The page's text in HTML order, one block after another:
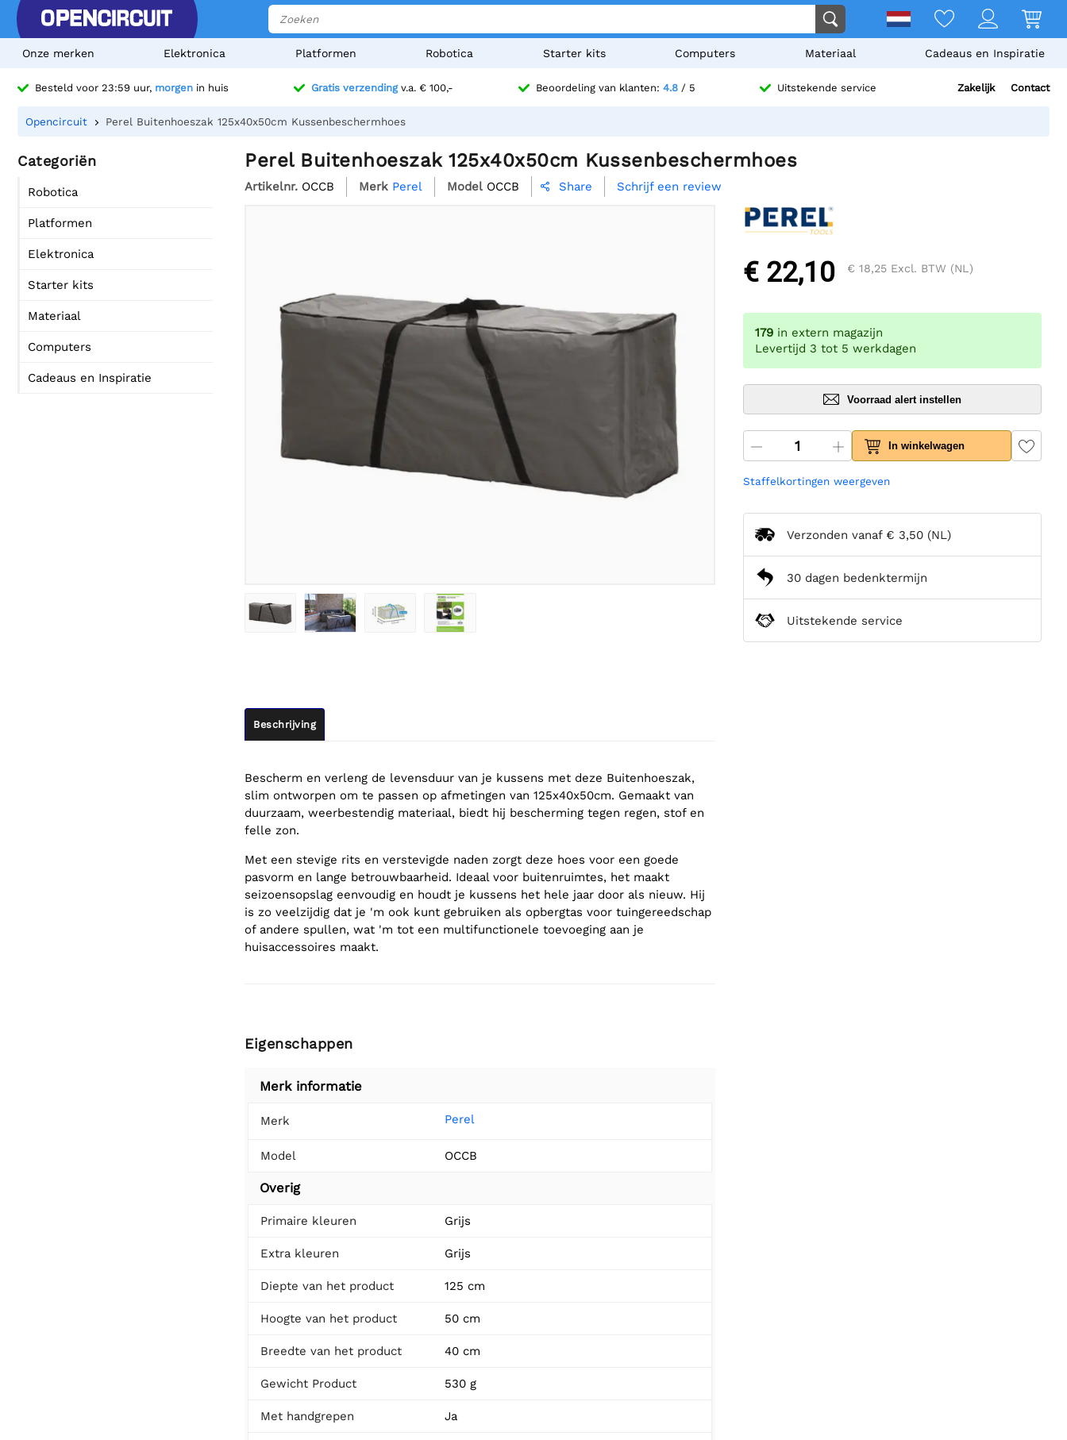
Onze merken Elektronica Platformen Robotica Starter kits Computers Materiaal Cadeaus en Inspiratie
Besteld voor 23:59 uur, morgen in huis Gratis verzendingv.a. € 100,- Beoordeling van klanten: 4.8/ 5 Uitstekende service Zakelijk Contact
Opencircuit Perel Buitenhoeszak 125x40x50cm Kussenbeschermhoes
Categoriën
Robotica
Platformen
Elektronica
Starter kits
Materiaal
Computers
Cadeaus en Inspiratie
Perel Buitenhoeszak 125x40x50cm Kussenbeschermhoes
Artikelnr. OCCB Merk Perel Model OCCB  Share Schrijf een review
Beschrijving
Bescherm en verleng de levensduur van je kussens met deze Buitenhoeszak,
slim ontworpen om te passen op afmetingen van 125x40x50cm. Gemaakt van
duurzaam, weerbestendig materiaal, biedt hij bescherming tegen regen, stof en
felle zon.
Met een stevige rits en verstevigde naden zorgt deze hoes voor een goede
pasvorm en lange betrouwbaarheid. Ideaal voor buitenruimtes, het maakt
seizoensopslag eenvoudig en houdt je kussens het hele jaar door als nieuw. Hij
is zo veelzijdig dat je 'm ook kunt gebruiken als opbergtas voor tuingereedschap
of andere spullen, wat 'm tot een multifunctionele toevoeging aan je
huisaccessoires maakt.
Eigenschappen
Merk informatie
Merk Perel
Model OCCB
Overig
Primaire kleuren Grijs
Extra kleuren Grijs
Diepte van het product 125 cm
Hoogte van het product 50 cm
Breedte van het product 40 cm
Gewicht Product 530 g
Met handgrepen Ja
€ 22,10 € 18,25 Excl. BTW (NL)
179 in extern magazijn
Levertijd 3 tot 5 werkdagen
Voorraad alert instellen
In winkelwagen
Staffelkortingen weergeven
Verzonden vanaf € 3,50 (NL)
30 dagen bedenktermijn
Uitstekende service